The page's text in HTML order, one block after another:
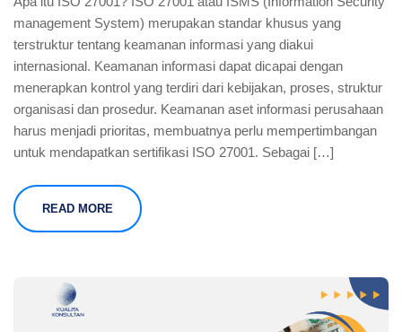
management System) merupakan standar khusus yang
terstruktur tentang keamanan informasi yang diakui
internasional. Keamanan informasi dapat dicapai dengan
menerapkan kontrol yang terdiri dari kebijakan, proses, struktur
organisasi dan prosedur. Keamanan aset informasi perusahaan
harus menjadi prioritas, membuatnya perlu mempertimbangan
untuk mendapatkan sertifikasi ISO 27001. Sebagai […]
READ MORE